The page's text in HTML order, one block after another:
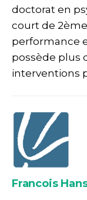
doctorat en
court de
performance
possède plus
interventions
Francois